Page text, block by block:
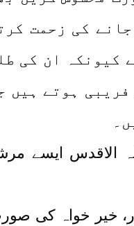
کی زحمت
کیونکہ ان کی
ہوتے ہیں
الاقدس ایسے
خیر خواہ کی